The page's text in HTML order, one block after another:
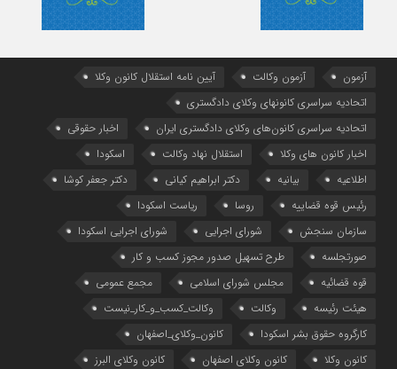
آزمون آزمون وکالت
آیین ‌نامه استقلال کانون وکلا
اتحادیه سراسری کانونهای وکلای دادگستری
اتحادیه سراسری کانون‌های وکلای دادگستری ایران
اخبار حقوقی
اخبار کانون های وکلا
استقلال نهاد وکالت
اسکودا
اطلاعیه
بیانیه دکتر ابراهیم کیانی
دکتر جعفر کوشا
رئیس قوه قضاییه
روسا
ریاست اسکودا
سازمان سنجش
شورای اجرایی
شورای اجرایی اسکودا
صورتجلسه
طرح تسهیل صدور مجوز کسب و کار
قوه قضائیه
مجلس شورای اسلامی
مجمع عمومی
هیئت رئیسه
وکالت
وکالت_کسب_و_کار_نیست
کارگروه حقوق بشر اسکودا
کانون_وکلای_اصفهان
کانون وکلا
کانون وکلای اصفهان
کانون وکلای البرز